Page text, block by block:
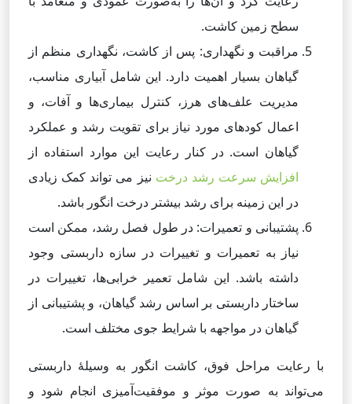
سطح زمین کاشت.
مراقبت و نگهداری: پس از کاشت، نگهداری منظم از
گیاهان بسیار اهمیت دارد. این شامل آبیاری مناسب،
مدیریت علف‌های هرز، کنترل بیماری‌ها و آفات، و
اعمال کودهای مورد نیاز برای تقویت رشد و عملکرد
گیاهان است. در کنار رعایت این موارد استفاده از
افزایش سرعت رشد درخت نیز می تواند کمک زیادی
در این زمینه برای رشد بیشتر درخت انگور باشد.
پشتیبانی و تعمیرات: در طول فصل رشد، ممکن است
نیاز به تعمیرات و تغییرات در سازه داربستی وجود
داشته باشد. این شامل تعمیر خرابی‌ها، تغییرات در
ساختار داربستی بر اساس رشد گیاهان، و پشتیبانی از
گیاهان در مواجهه با شرایط جوی مختلف است.
با رعایت مراحل فوق، کاشت انگور به وسیلهٔ داربستی
می‌تواند به صورت موثر و موفقیت‌آمیزی انجام شود و